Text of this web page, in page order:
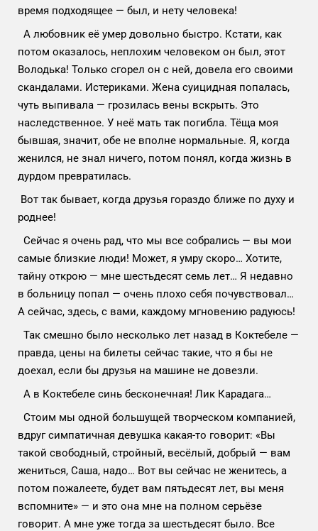
время подходящее — был, и нету человека!
А любовник её умер довольно быстро. Кстати, как
потом оказалось, неплохим человеком он был, этот
Володька! Только сгорел он с ней, довела его своими
скандалами. Истериками. Жена суицидная попалась,
чуть выпивала — грозилась вены вскрыть. Это
наследственное. У неё мать так погибла. Тёща моя
бывшая, значит, обе не вполне нормальные. Я, когда
женился, не знал ничего, потом понял, когда жизнь в
дурдом превратилась.
Вот так бывает, когда друзья гораздо ближе по духу и
роднее!
Сейчас я очень рад, что мы все собрались — вы мои
самые близкие люди! Может, я умру скоро… Хотите,
тайну открою — мне шестьдесят семь лет… Я недавно
в больницу попал — очень плохо себя почувствовал…
А сейчас, здесь, с вами, каждому мгновению радуюсь!
Так смешно было несколько лет назад в Коктебеле —
правда, цены на билеты сейчас такие, что я бы не
доехал, если бы друзья на машине не довезли.
А в Коктебеле синь бесконечная! Лик Карадага…
Стоим мы одной большущей творческом компанией,
вдруг симпатичная девушка какая-то говорит: «Вы
такой свободный, стройный, весёлый, добрый — вам
жениться, Саша, надо… Вот вы сейчас не женитесь, а
потом пожалеете, будет вам пятьдесят лет, вы меня
вспомните» — и это она мне на полном серьёзе
говорит. А мне уже тогда за шестьдесят было. Все